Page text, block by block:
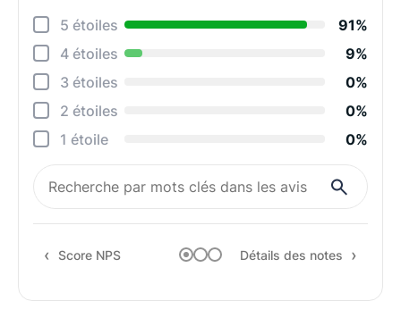
5 étoiles
91%
4 étoiles
9%
3 étoiles
0%
2 étoiles
0%
1 étoile
0%
Score NPS Détails des notes